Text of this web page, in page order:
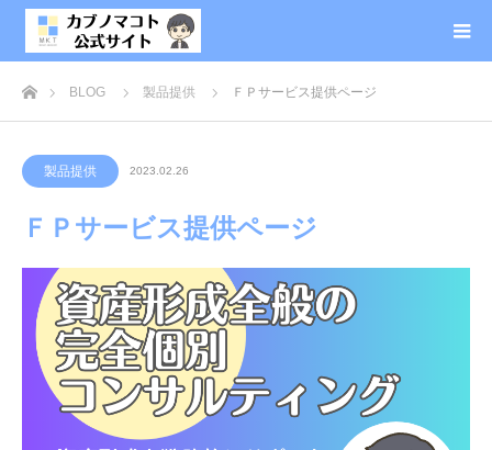
ホームBLOG 製品提供 ＦＰサービス提供ページ
製品提供 2023.02.26
ＦＰサービス提供ページ